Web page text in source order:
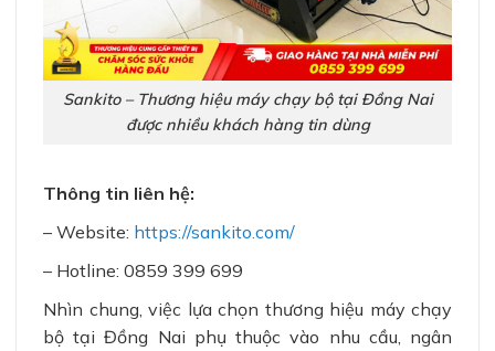
Sankito – Thương hiệu máy chạy bộ tại Đồng Nai
được nhiều khách hàng tin dùng
Thông tin liên hệ:
– Website: https://sankito.com/
– Hotline: 0859 399 699
Nhìn chung, việc lựa chọn thương hiệu máy chạy
bộ tại Đồng Nai phụ thuộc vào nhu cầu, ngân